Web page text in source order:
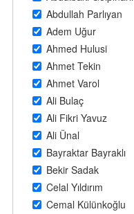
Abdullah Parlıyan
Adem Uğur
Ahmed Hulusi
Ahmet Tekin
Ahmet Varol
Ali Bulaç
Ali Fikri Yavuz
Ali Ünal
Bayraktar Bayraklı
Bekir Sadak
Celal Yıldırım
Cemal Külünkoğlu